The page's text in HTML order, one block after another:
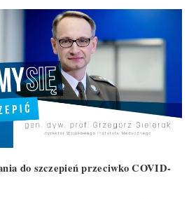
do szczepień przeciwko COVID-